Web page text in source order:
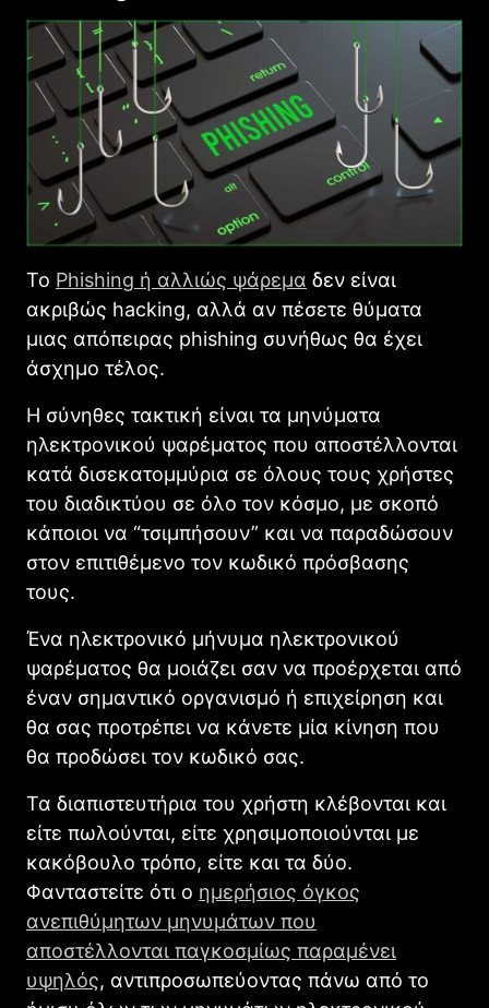
Το Phishing ή αλλιώς ψάρεμα δεν είναι
ακριβώς hacking, αλλά αν πέσετε θύματα
μιας απόπειρας phishing συνήθως θα έχει
άσχημο τέλος.
Η σύνηθες τακτική είναι τα μηνύματα
ηλεκτρονικού ψαρέματος που αποστέλλονται
κατά δισεκατομμύρια σε όλους τους χρήστες
του διαδικτύου σε όλο τον κόσμο, με σκοπό
κάποιοι να “τσιμπήσουν” και να παραδώσουν
στον επιτιθέμενο τον κωδικό πρόσβασης
τους.
Ένα ηλεκτρονικό μήνυμα ηλεκτρονικού
ψαρέματος θα μοιάζει σαν να προέρχεται από
έναν σημαντικό οργανισμό ή επιχείρηση και
θα σας προτρέπει να κάνετε μία κίνηση που
θα προδώσει τον κωδικό σας.
Τα διαπιστευτήρια του χρήστη κλέβονται και
είτε πωλούνται, είτε χρησιμοποιούνται με
κακόβουλο τρόπο, είτε και τα δύο.
Φανταστείτε ότι ο ημερήσιος όγκος
ανεπιθύμητων μηνυμάτων που
αποστέλλονται παγκοσμίως παραμένει
υψηλός, αντιπροσωπεύοντας πάνω από το